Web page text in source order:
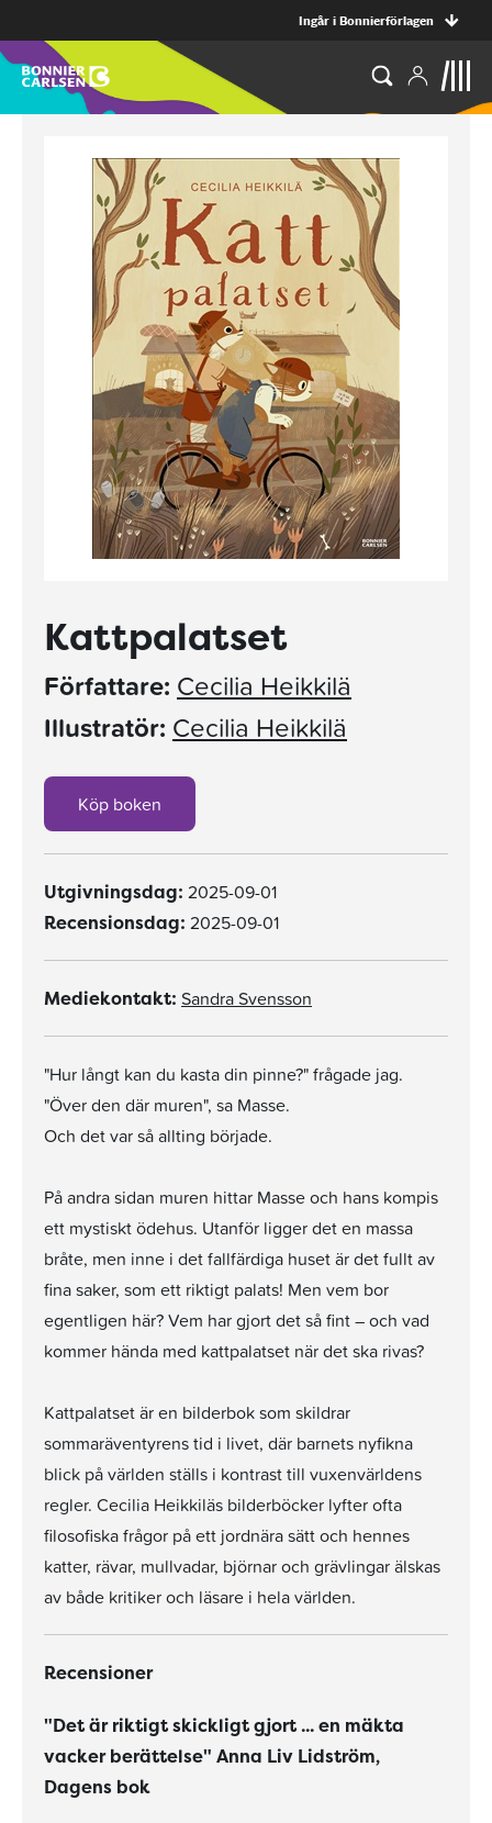
Ingår i Bonnierförlagen
Kattpalatset
Författare: Cecilia Heikkilä
Illustratör: Cecilia Heikkilä
Köp boken
Utgivningsdag: 2025-09-01
Recensionsdag: 2025-09-01
Mediekontakt: Sandra Svensson
"Hur långt kan du kasta din pinne?" frågade jag.
"Över den där muren", sa Masse.
Och det var så allting började.
På andra sidan muren hittar Masse och hans kompis
ett mystiskt ödehus. Utanför ligger det en massa
bråte, men inne i det fallfärdiga huset är det fullt av
fina saker, som ett riktigt palats! Men vem bor
egentligen här? Vem har gjort det så fint – och vad
kommer hända med kattpalatset när det ska rivas?
Kattpalatset är en bilderbok som skildrar
sommaräventyrens tid i livet, där barnets nyfikna
blick på världen ställs i kontrast till vuxenvärldens
regler. Cecilia Heikkiläs bilderböcker lyfter ofta
filosofiska frågor på ett jordnära sätt och hennes
katter, rävar, mullvadar, björnar och grävlingar älskas
av både kritiker och läsare i hela världen.
Recensioner
"Det är riktigt skickligt gjort ... en mäkta
vacker berättelse" Anna Liv Lidström,
Dagens bok